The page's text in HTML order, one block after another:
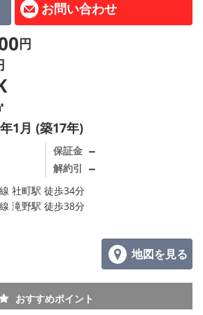
お問い合わせ
円
1月 (築17年)
保証金 －
解約引 －
社町駅 徒歩34分
滝野駅 徒歩38分
地図を見る
おすすめポイント